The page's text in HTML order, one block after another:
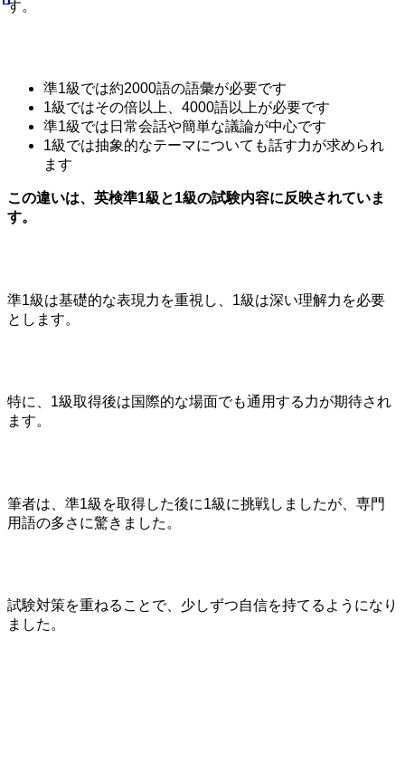
す。
準1級では約2000語の語彙が必要です
1級ではその倍以上、4000語以上が必要です
準1級では日常会話や簡単な議論が中心です
1級では抽象的なテーマについても話す力が求められ
ます
この違いは、英検準1級と1級の試験内容に反映されていま
す。
準1級は基礎的な表現力を重視し、1級は深い理解力を必要
とします。
特に、1級取得後は国際的な場面でも通用する力が期待され
ます。
筆者は、準1級を取得した後に1級に挑戦しましたが、専門
用語の多さに驚きました。
試験対策を重ねることで、少しずつ自信を持てるようになり
ました。